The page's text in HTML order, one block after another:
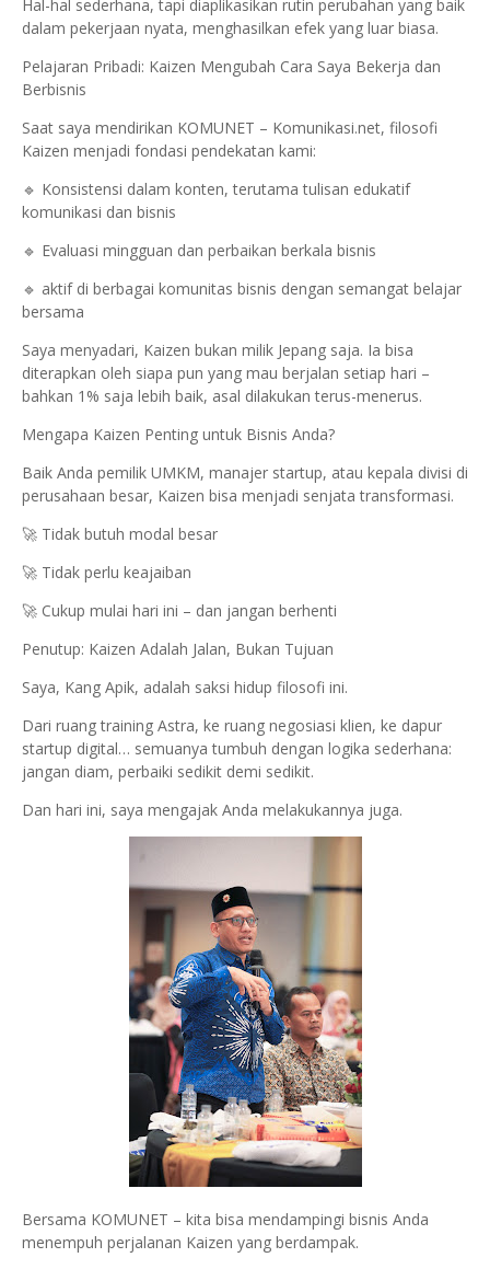
Hal-hal sederhana, tapi diaplikasikan rutin perubahan yang baik
dalam pekerjaan nyata, menghasilkan efek yang luar biasa.
Pelajaran Pribadi: Kaizen Mengubah Cara Saya Bekerja dan
Berbisnis
Saat saya mendirikan KOMUNET – Komunikasi.net, filosofi
Kaizen menjadi fondasi pendekatan kami:
🔹 Konsistensi dalam konten, terutama tulisan edukatif
komunikasi dan bisnis
🔹 Evaluasi mingguan dan perbaikan berkala bisnis
🔹 aktif di berbagai komunitas bisnis dengan semangat belajar
bersama
Saya menyadari, Kaizen bukan milik Jepang saja. Ia bisa
diterapkan oleh siapa pun yang mau berjalan setiap hari –
bahkan 1% saja lebih baik, asal dilakukan terus-menerus.
Mengapa Kaizen Penting untuk Bisnis Anda?
Baik Anda pemilik UMKM, manajer startup, atau kepala divisi di
perusahaan besar, Kaizen bisa menjadi senjata transformasi.
🚀 Tidak butuh modal besar
🚀 Tidak perlu keajaiban
🚀 Cukup mulai hari ini – dan jangan berhenti
Penutup: Kaizen Adalah Jalan, Bukan Tujuan
Saya, Kang Apik, adalah saksi hidup filosofi ini.
Dari ruang training Astra, ke ruang negosiasi klien, ke dapur
startup digital… semuanya tumbuh dengan logika sederhana:
jangan diam, perbaiki sedikit demi sedikit.
Dan hari ini, saya mengajak Anda melakukannya juga.
Bersama KOMUNET – kita bisa mendampingi bisnis Anda
menempuh perjalanan Kaizen yang berdampak.